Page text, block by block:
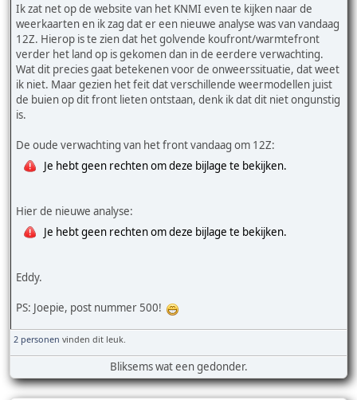
Ik zat net op de website van het KNMI even te kijken naar de
weerkaarten en ik zag dat er een nieuwe analyse was van vandaag
12Z. Hierop is te zien dat het golvende koufront/warmtefront
verder het land op is gekomen dan in de eerdere verwachting.
Wat dit precies gaat betekenen voor de onweerssituatie, dat weet
ik niet. Maar gezien het feit dat verschillende weermodellen juist
de buien op dit front lieten ontstaan, denk ik dat dit niet ongunstig
is.
De oude verwachting van het front vandaag om 12Z:
Je hebt geen rechten om deze bijlage te bekijken.
Hier de nieuwe analyse:
Je hebt geen rechten om deze bijlage te bekijken.
Eddy.
PS: Joepie, post nummer 500!
2 personen vinden dit leuk.
Bliksems wat een gedonder.